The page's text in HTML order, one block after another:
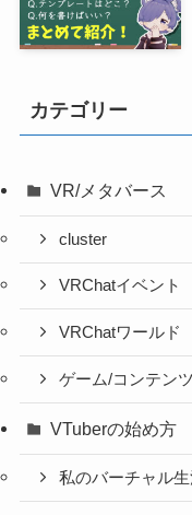
カテゴリー
VR/メタバース
cluster
VRChatイベント
VRChatワールド
ゲーム/コンテンツ
VTuberの始め方
私のバーチャル